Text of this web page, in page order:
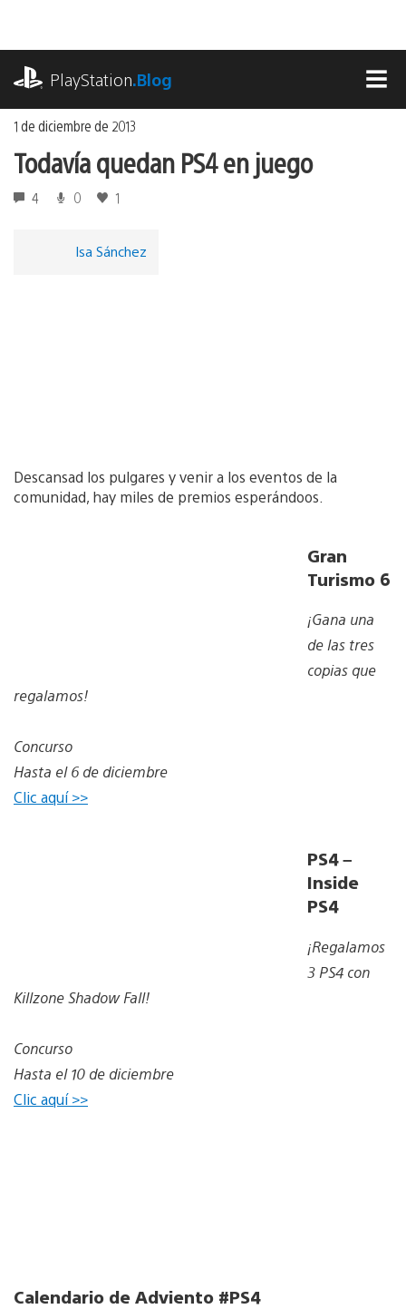
contenido
PlayStation.Blog
1 de diciembre de 2013
Todavía quedan PS4 en juego
4 0 1
Isa Sánchez
Descansad los pulgares y venir a los eventos de la
comunidad, hay miles de premios esperándoos.
Gran
Turismo 6
¡Gana una
de las tres
copias que
regalamos!
Concurso
Hasta el 6 de diciembre
Clic aquí >>
PS4 –
Inside
PS4
¡Regalamos
3 PS4 con
Killzone Shadow Fall!
Concurso
Hasta el 10 de diciembre
Clic aquí >>
Calendario de Adviento #PS4